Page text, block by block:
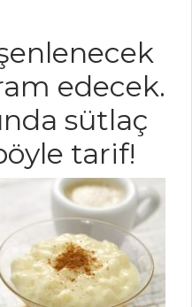
edecek.
sütlaç
tarif!